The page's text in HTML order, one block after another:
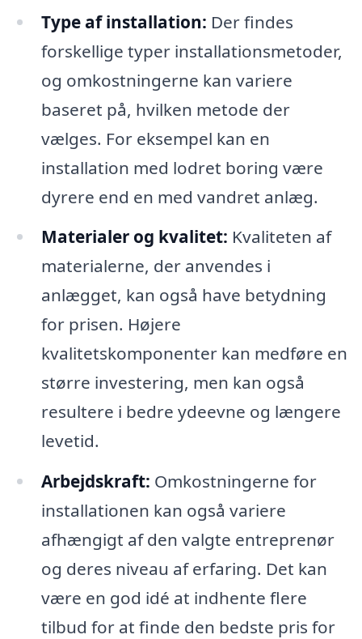
Type af installation: Der findes
forskellige typer installationsmetoder,
og omkostningerne kan variere
baseret på, hvilken metode der
vælges. For eksempel kan en
installation med lodret boring være
dyrere end en med vandret anlæg.
Materialer og kvalitet: Kvaliteten af
materialerne, der anvendes i
anlægget, kan også have betydning
for prisen. Højere
kvalitetskomponenter kan medføre en
større investering, men kan også
resultere i bedre ydeevne og længere
levetid.
Arbejdskraft: Omkostningerne for
installationen kan også variere
afhængigt af den valgte entreprenør
og deres niveau af erfaring. Det kan
være en god idé at indhente flere
tilbud for at finde den bedste pris for